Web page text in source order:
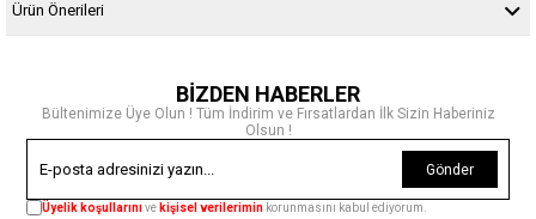
Ürün Önerileri
BİZDEN HABERLER
Bültenimize Üye Olun ! Tüm İndirim ve Fırsatlardan İlk Sizin Haberiniz
Olsun !
Gönder
Üyelik koşullarınıve kişisel verilerimin korunmasını kabul ediyorum.